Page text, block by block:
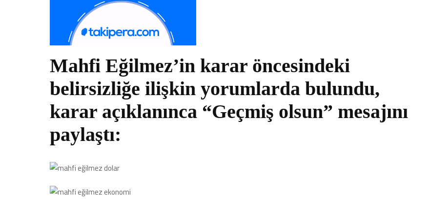
Mahfi Eğilmez’in karar öncesindeki
belirsizliğe ilişkin yorumlarda bulundu,
karar açıklanınca “Geçmiş olsun” mesajını
paylaştı: